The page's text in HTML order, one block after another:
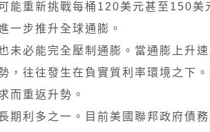
能重新挑戰每桶120美元甚至150美
一步推升全球通膨。
未必能完全壓制通膨。當通膨上升
，往往發生在負實質利率環境之下
而重返升勢。
期利多之一。目前美國聯邦政府債